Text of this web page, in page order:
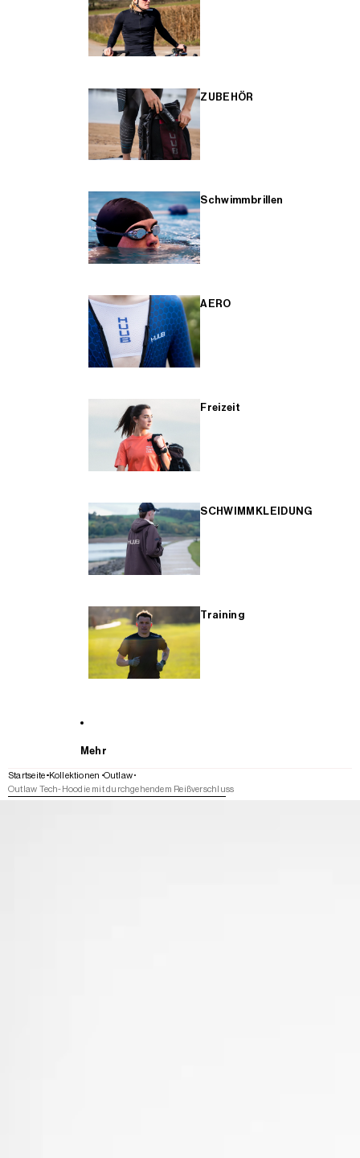
ZUBEHÖR
Schwimmbrillen
AERO
Freizeit
SCHWIMMKLEIDUNG
Training
Mehr
Startseite Kollektionen Outlaw
Outlaw Tech-Hoodie mit durchgehendem Reißverschluss
WEITER ZU DEN PRODUKTINFORMATIONEN